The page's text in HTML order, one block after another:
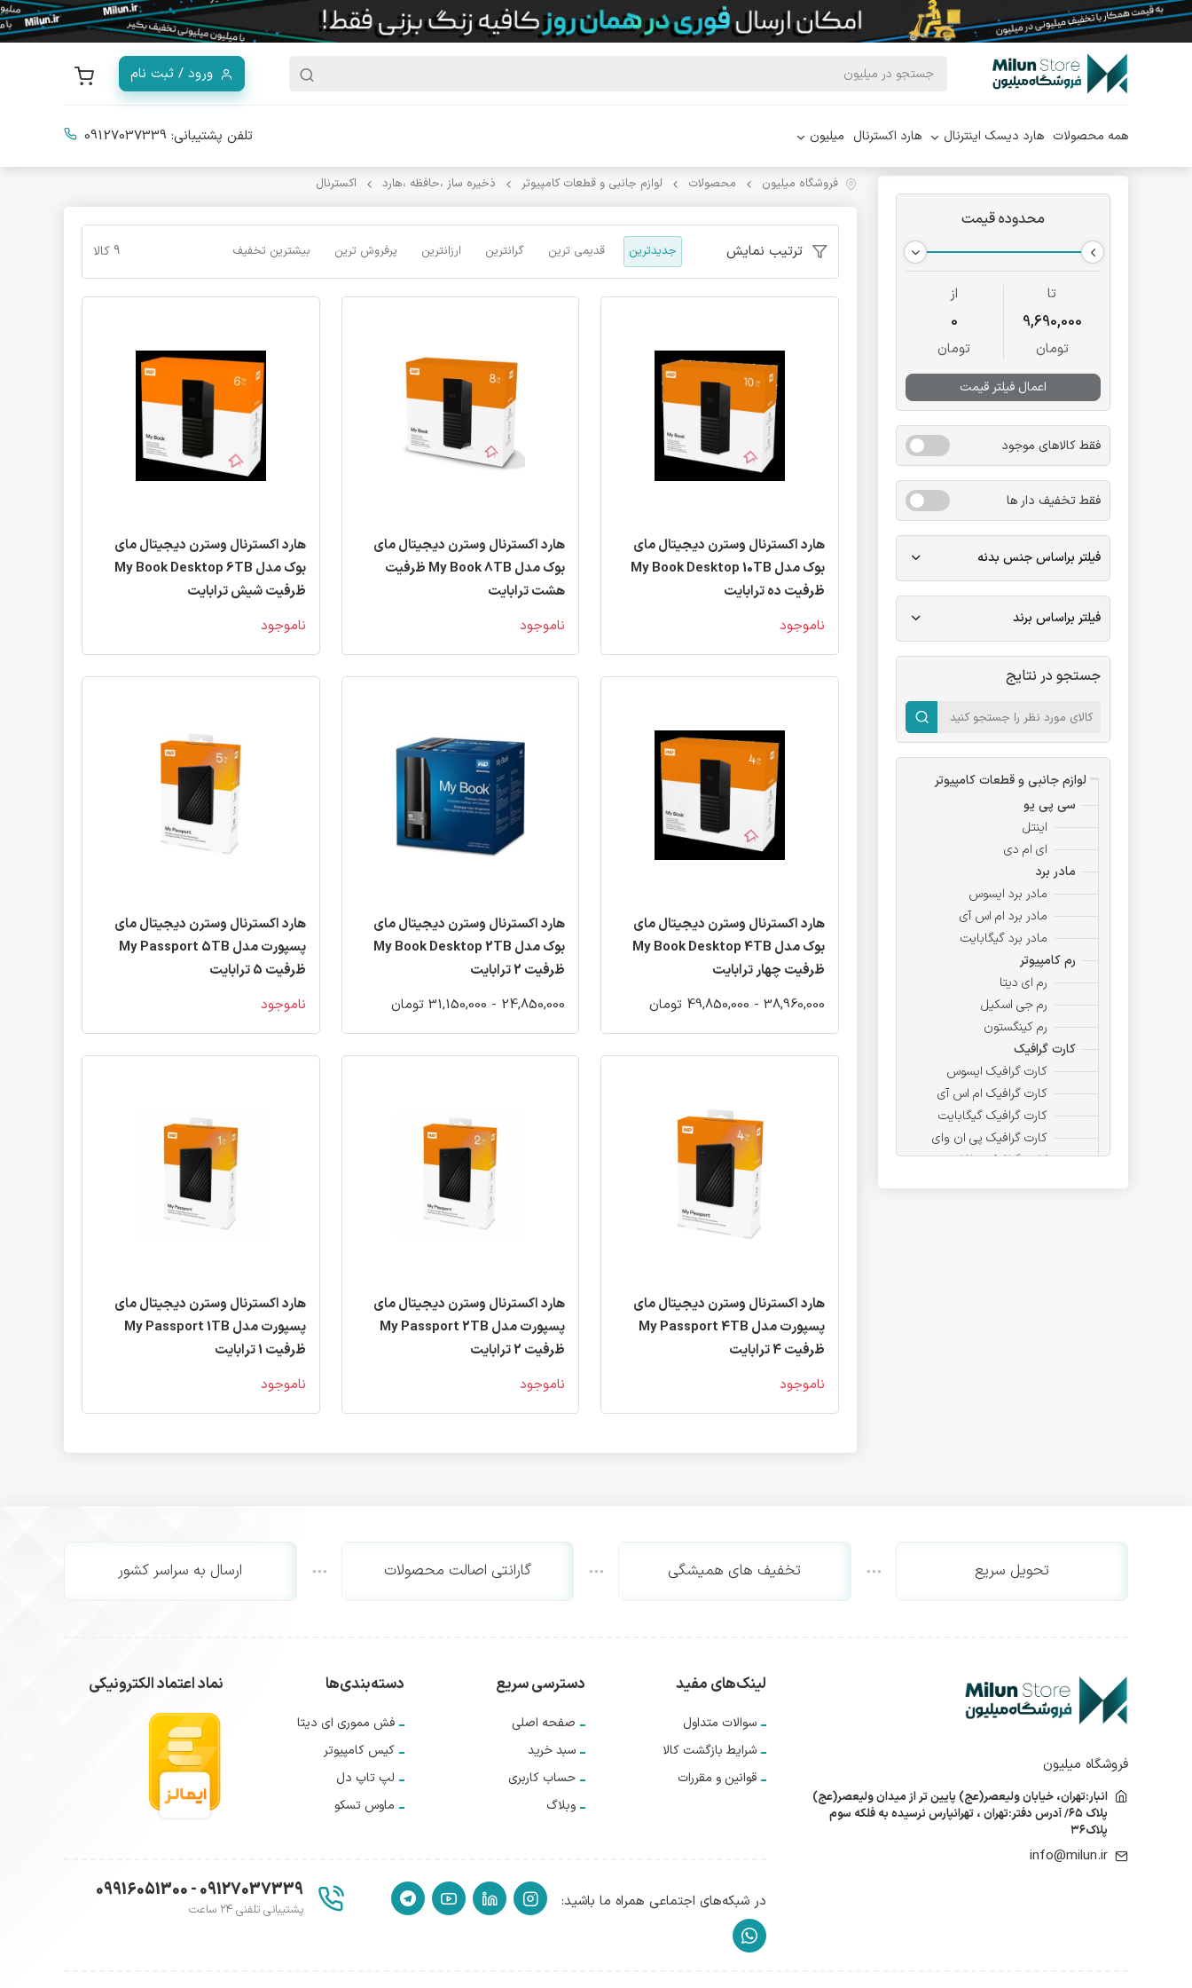
ورود / ثبت نام
همه محصولات هارد دیسک اینترنال هارد اکسترنال میلیون تلفن پشتیبانی: 09127037339
محدوده قیمت
تا
9,690,000
تومان
از
0
تومان
اعمال فیلتر قیمت
فقط کالاهای موجود
فقط تخفیف دار ها
فیلتر براساس جنس بدنه
فیلتر براساس برند
جستجو در نتایج
لوازم جانبی و قطعات کامپیوتر
سی پی یو
اینتل
ای ام دی
مادر برد
مادر برد ایسوس
مادر برد ام اس آی
مادر برد گیگابایت
رم کامپیوتر
رم ای دیتا
رم جی اسکیل
رم کینگستون
کارت گرافیک
کارت گرافیک ایسوس
کارت گرافیک ام اس آی
کارت گرافیک گیگابایت
کارت گرافیک پی ان وای
کارت گرافیک سافایر
کیبورد ام اس ای
ماوس ام اس آی
ماوس ای فورتک
ماوس تسکو
اسپیکر
اسپیکر تسکو
اسپیکر لاجیتک
فروشگاه میلیون محصولات لوازم جانبی و قطعات کامپیوتر ذخیره ساز ،حافظه ،هارد اکسترنال
ترتیب نمایش جدیدترین قدیمی ترین گرانترین ارزانترین پرفروش ترین بیشترین تخفیف 9 کالا
هارد اکسترنال وسترن دیجیتال مای
بوک مدل My Book Desktop 10TB
ظرفیت ده ترابایت
ناموجود
هارد اکسترنال وسترن دیجیتال مای
بوک مدل My Book 8TB ظرفیت
هشت ترابایت
ناموجود
هارد اکسترنال وسترن دیجیتال مای
بوک مدل My Book Desktop 6TB
ظرفیت شیش ترابایت
ناموجود
هارد اکسترنال وسترن دیجیتال مای
بوک مدل My Book Desktop 4TB
ظرفیت چهار ترابایت
38,960,000 - 49,850,000 تومان
هارد اکسترنال وسترن دیجیتال مای
بوک مدل My Book Desktop 2TB
ظرفیت 2 ترابایت
24,850,000 - 31,150,000 تومان
هارد اکسترنال وسترن دیجیتال مای
پسپورت مدل My Passport 5TB
ظرفیت 5 ترابایت
ناموجود
هارد اکسترنال وسترن دیجیتال مای
پسپورت مدل My Passport 4TB
ظرفیت 4 ترابایت
ناموجود
هارد اکسترنال وسترن دیجیتال مای
پسپورت مدل My Passport 2TB
ظرفیت 2 ترابایت
ناموجود
هارد اکسترنال وسترن دیجیتال مای
پسپورت مدل My Passport 1TB
ظرفیت 1 ترابایت
ناموجود
تحویل سریع تخفیف های همیشگی گارانتی اصالت محصولات ارسال به سراسر کشور
فروشگاه میلیون
انبار:تهران، خیابان ولیعصر(عج) پایین تر از میدان ولیعصر(عج)
پلاک ۶۵/ آدرس دفتر:تهران ، تهرانپارس نرسیده به فلکه سوم
پلاک۳۶
info@milun.ir
لینک‌های مفید
سوالات متداول
شرایط بازگشت کالا
قوانین و مقررات
دسترسی سریع
صفحه اصلی
سبد خرید
حساب کاربری
وبلاگ
دسته‌بندی‌ها
فش مموری ای دیتا
کیس کامپیوتر
لپ تاپ دل
ماوس تسکو
نماد اعتماد الکترونیکی
در شبکه‌های اجتماعی همراه ما باشید: 09127037339 - 09916051300
پشتیبانی تلفنی ۲۴ ساعت